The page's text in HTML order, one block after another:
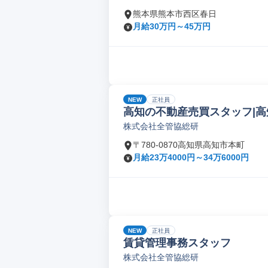
熊本県熊本市西区春日
月給30万円～45万円
NEW 正社員
高知の不動産売買スタッフ|
株式会社全管協総研
〒780-0870高知県高知市本町
月給23万4000円～34万6000円
NEW 正社員
賃貸管理事務スタッフ
株式会社全管協総研